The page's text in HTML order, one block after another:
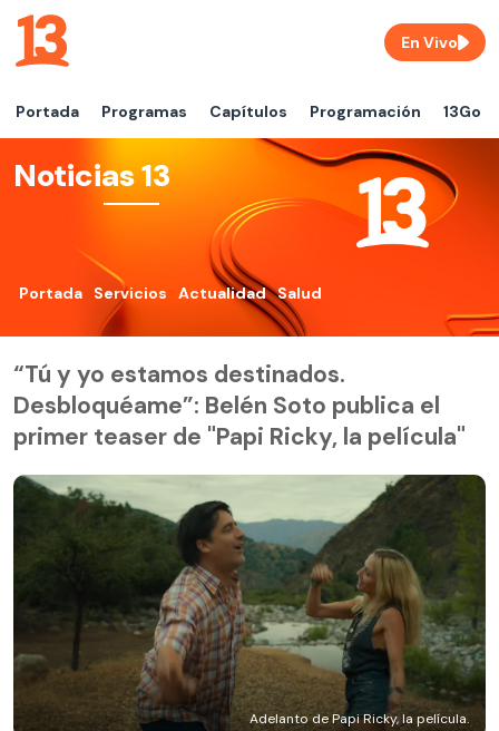
Portada Programas Capítulos Programación 13Go
En Vivo
Noticias 13
Portada Servicios Actualidad Salud
“Tú y yo estamos destinados.
Desbloquéame”: Belén Soto publica el
primer teaser de "Papi Ricky, la película"
Adelanto de Papi Ricky, la película.